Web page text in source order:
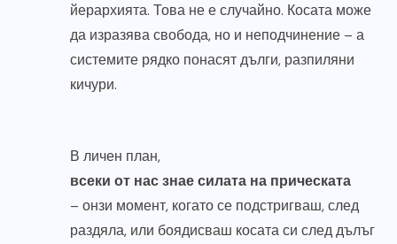
йерархията. Това не е случайно. Косата може
да изразява свобода, но и неподчинение – а
системите рядко понасят дълги, разпиляни
кичури.
В личен план,
всеки от нас знае силата на прическата
– онзи момент, когато се подстригваш, след
раздяла, или боядисваш косата си след дълъг